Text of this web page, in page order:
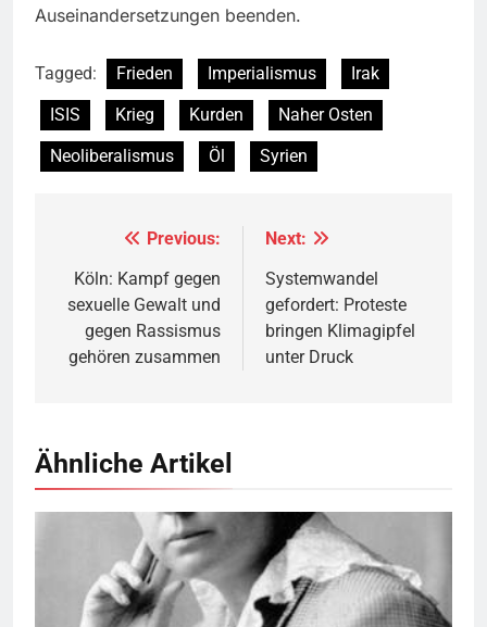
Auseinandersetzungen beenden.
Tagged: Frieden Imperialismus
Irak
ISIS
Krieg Kurden
Naher Osten
Neoliberalismus
Öl Syrien
Beitragsnavigation
Previous:
Köln: Kampf gegen
sexuelle Gewalt und
gegen Rassismus
gehören zusammen
Next:
Systemwandel
gefordert: Proteste
bringen Klimagipfel
unter Druck
Ähnliche Artikel
Marie Equi,Quelle